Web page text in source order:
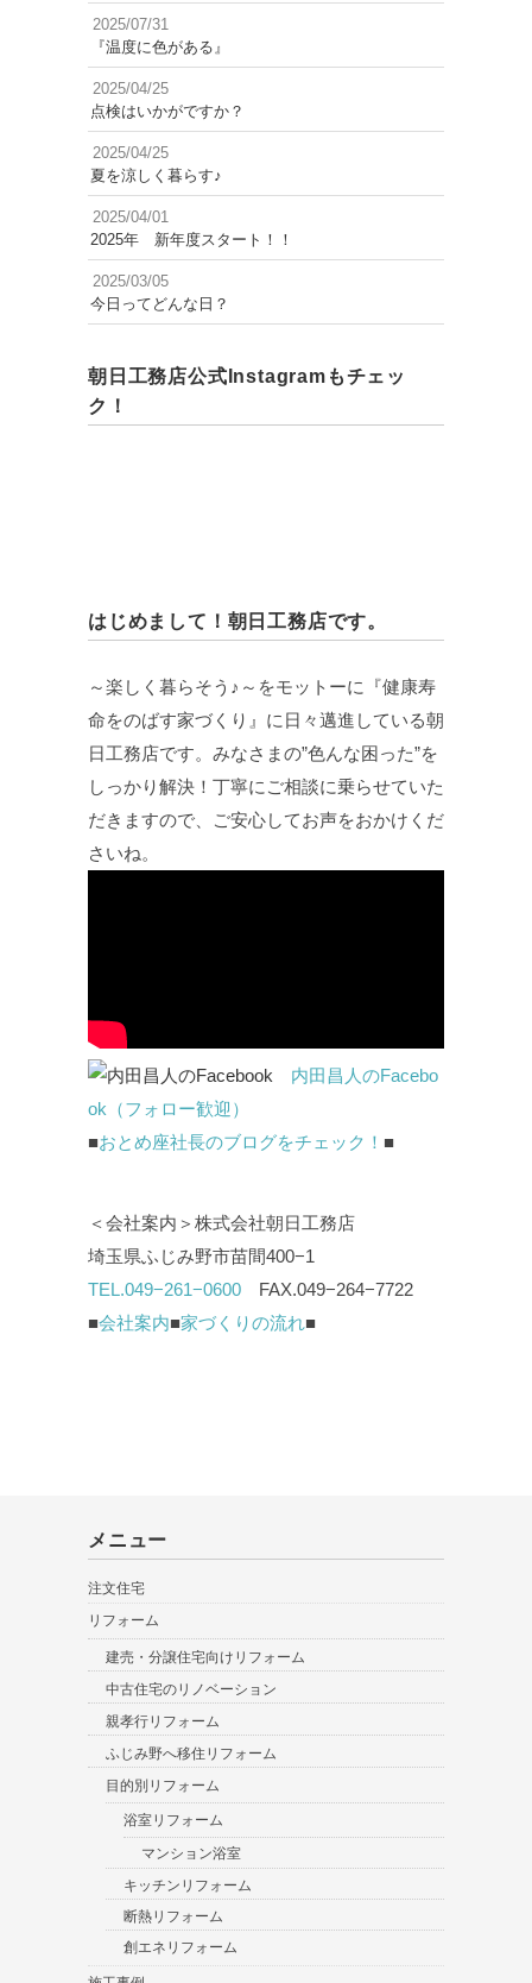
2025/07/31
『温度に色がある』
2025/04/25
点検はいかがですか？
2025/04/25
夏を涼しく暮らす♪
2025/04/01
2025年 新年度スタート！！
2025/03/05
今日ってどんな日？
朝日工務店公式Instagramもチェッ
ク！
はじめまして！朝日工務店です。
～楽しく暮らそう♪～をモットーに『健康寿
命をのばす家づくり』に日々邁進している朝
日工務店です。みなさまの”色んな困った”を
しっかり解決！丁寧にご相談に乗らせていた
だきますので、ご安心してお声をおかけくだ
さいね。
内田昌人のFacebo
ok（フォロー歓迎）
■おとめ座社長のブログをチェック！ ■
＜会社案内＞株式会社朝日工務店
埼玉県ふじみ野市苗間400−1
TEL.049−261−0600 FAX.049−264−7722
■会社案内■家づくりの流れ■
メニュー
注文住宅
リフォーム
建売・分譲住宅向けリフォーム
中古住宅のリノベーション
親孝行リフォーム
ふじみ野へ移住リフォーム
目的別リフォーム
浴室リフォーム
マンション浴室
キッチンリフォーム
断熱リフォーム
創エネリフォーム